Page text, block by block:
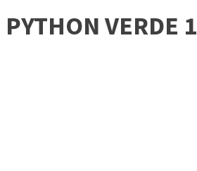
PYTHON VERDE 1